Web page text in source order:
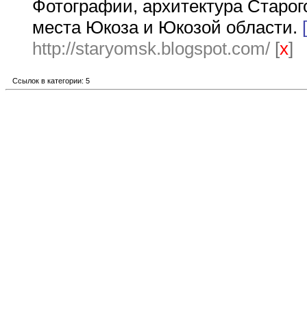
Фотографии, архитектура
места Юкоза и Юкозой области.
http://staryomsk.blogspot.com/ [x]
Ссылок в категории: 5